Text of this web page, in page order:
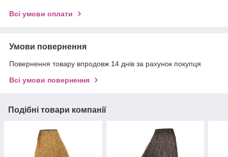
Всі умови оплати
Умови повернення
Повернення товару впродовж 14 днів за рахунок покупця
Всі умови повернення
Подібні товари компанії